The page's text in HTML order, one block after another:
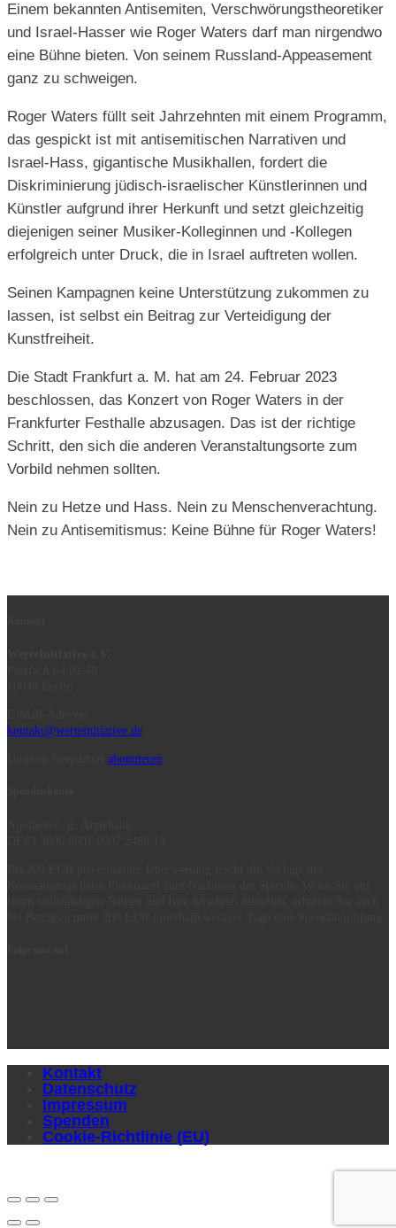
Einem bekannten Antisemiten, Verschwörungstheoretiker
und Israel-Hasser wie Roger Waters darf man nirgendwo
eine Bühne bieten. Von seinem Russland-Appeasement
ganz zu schweigen.
Roger Waters füllt seit Jahrzehnten mit einem Programm,
das gespickt ist mit antisemitischen Narrativen und
Israel-Hass, gigantische Musikhallen, fordert die
Diskriminierung jüdisch-israelischer Künstlerinnen und
Künstler aufgrund ihrer Herkunft und setzt gleichzeitig
diejenigen seiner Musiker-Kolleginnen und -Kollegen
erfolgreich unter Druck, die in Israel auftreten wollen.
Seinen Kampagnen keine Unterstützung zukommen zu
lassen, ist selbst ein Beitrag zur Verteidigung der
Kunstfreiheit.
Die Stadt Frankfurt a. M. hat am 24. Februar 2023
beschlossen, das Konzert von Roger Waters in der
Frankfurter Festhalle abzusagen. Das ist der richtige
Schritt, den sich die anderen Veranstaltungsorte zum
Vorbild nehmen sollten.
Nein zu Hetze und Hass. Nein zu Menschenverachtung.
Nein zu Antisemitismus: Keine Bühne für Roger Waters!
kontakt@werteinitiative.de
abonnieren
Kontakt
Datenschutz
Impressum
Spenden
Cookie-Richtlinie (EU)